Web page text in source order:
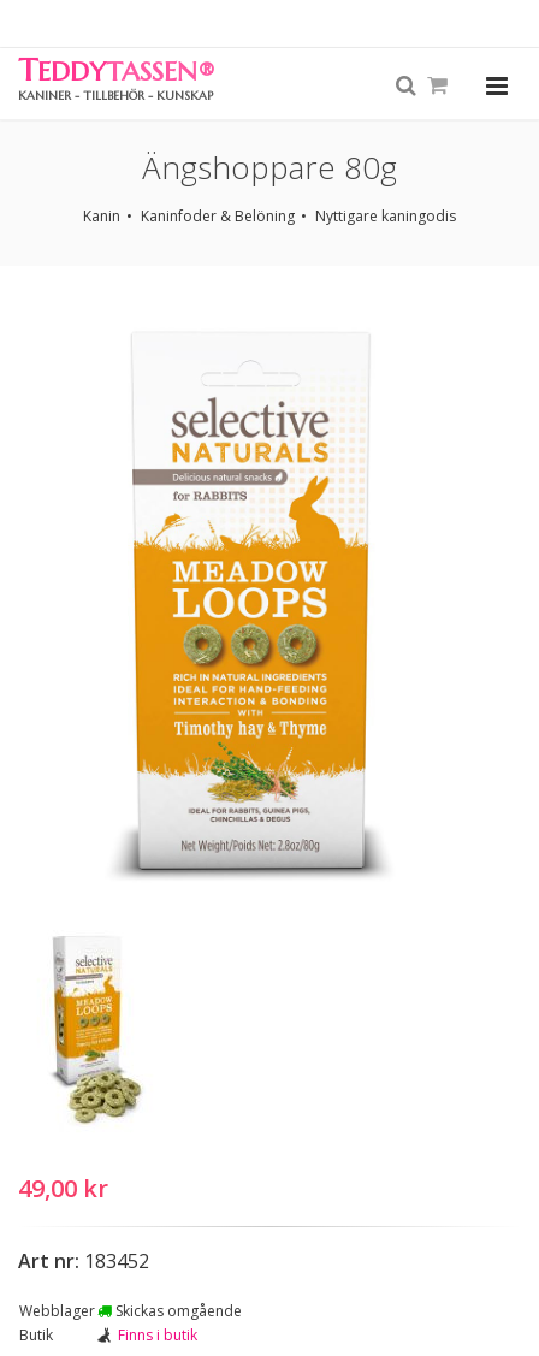
TEDDYTASSEN®
KANINER - TILLBEHÖR - KUNSKAP
Ängshoppare 80g
Kanin Kaninfoder & Belöning Nyttigare kaningodis
49,00 kr
Art nr: 183452
Webblager
Skickas omgående
Butik
Finns i butik